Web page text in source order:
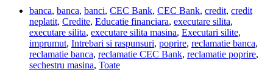
scapa
de
sechestrul
pe
masina?
banca, banca, banci, CEC Bank, CEC Bank, credit, credit
neplatit, Credite, Educatie financiara, executare silita,
executare silita, executare silita masina, Executari silite,
imprumut, Intrebari si raspunsuri, poprire, reclamatie banca,
reclamatie banca, reclamatie CEC Bank, reclamatie poprire,
sechestru masina, Toate